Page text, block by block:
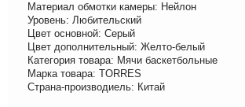
Материал обмотки камеры: Нейлон
Уровень: Любительский
Цвет основной: Серый
Цвет дополнительный: Желто-белый
Категория товара: Мячи баскетбольные
Марка товара: TORRES
Страна-производиель: Китай